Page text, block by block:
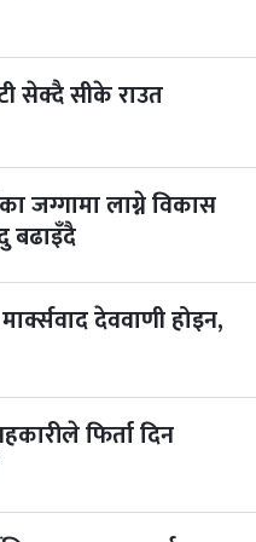
सेक्दै सीके राउत
जग्गामा लाग्ने विकास
बढाइँदै
देववाणी होइन,
फिर्ता दिन